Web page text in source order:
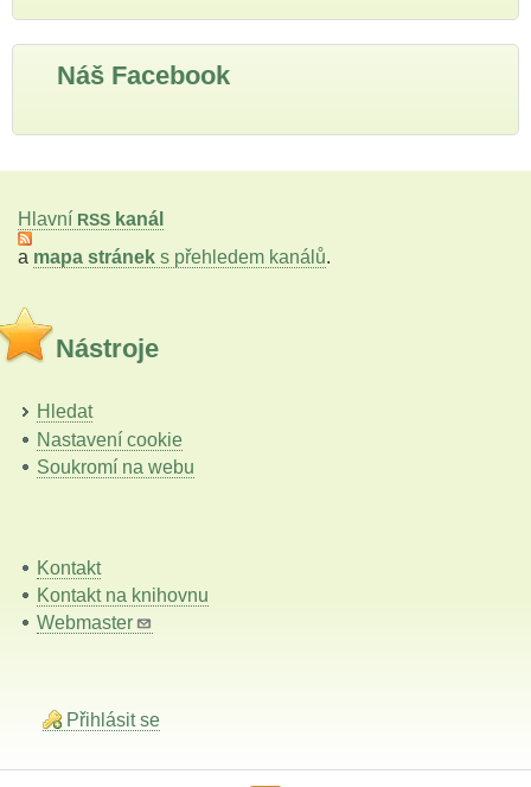
Náš Facebook
Hlavní RSS kanál
a mapa stránek s přehledem kanálů.
Nástroje
Hledat
Nastavení cookie
Soukromí na webu
Kontakt
Kontakt na knihovnu
Webmaster
Přihlásit se